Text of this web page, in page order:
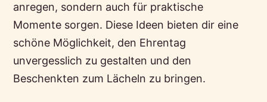
anregen, sondern auch für praktische
Momente sorgen. Diese Ideen bieten dir eine
schöne Möglichkeit, den Ehrentag
unvergesslich zu gestalten und den
Beschenkten zum Lächeln zu bringen.